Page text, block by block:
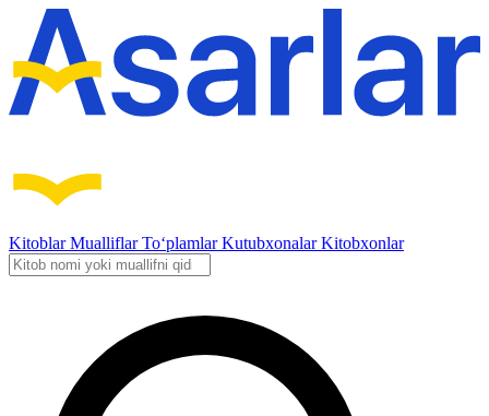
KitoblarMualliflarTo‘plamlarKutubxonalarKitobxonlar